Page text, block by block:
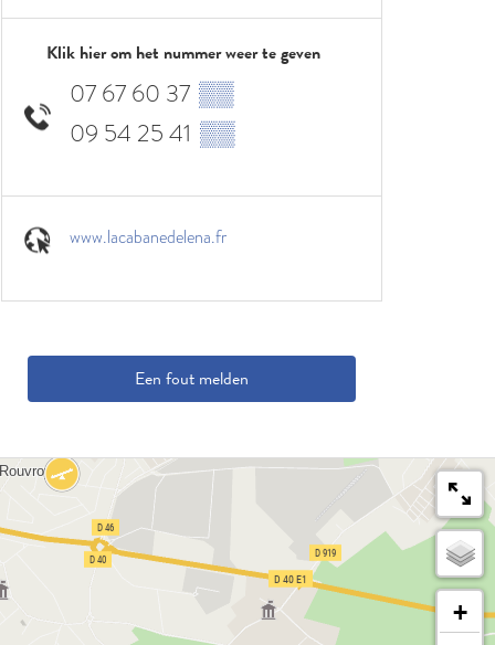
Klik hier om het nummer weer te geven
07 67 60 37 ▒▒
09 54 25 41 ▒▒
www.lacabanedelena.fr
Een fout melden
+